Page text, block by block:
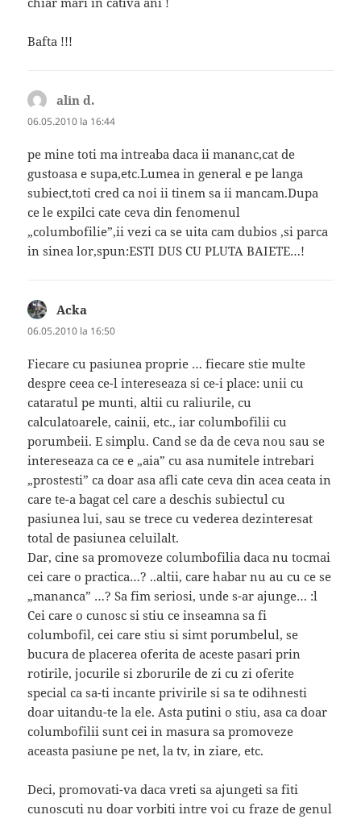
Bafta !!!
alin d.
06.05.2010 la 16:44
pe mine toti ma intreaba daca ii mananc,cat de
gustoasa e supa,etc.Lumea in general e pe langa
subiect,toti cred ca noi ii tinem sa ii mancam.Dupa
ce le expilci cate ceva din fenomenul
„columbofilie”,ii vezi ca se uita cam dubios ,si parca
in sinea lor,spun:ESTI DUS CU PLUTA BAIETE…!
Acka
06.05.2010 la 16:50
Fiecare cu pasiunea proprie … fiecare stie multe
despre ceea ce-l intereseaza si ce-i place: unii cu
cataratul pe munti, altii cu raliurile, cu
calculatoarele, cainii, etc., iar columbofilii cu
porumbeii. E simplu. Cand se da de ceva nou sau se
intereseaza ca ce e „aia” cu asa numitele intrebari
„prostesti” ca doar asa afli cate ceva din acea ceata in
care te-a bagat cel care a deschis subiectul cu
pasiunea lui, sau se trece cu vederea dezinteresat
total de pasiunea celuilalt.
Dar, cine sa promoveze columbofilia daca nu tocmai
cei care o practica…? ..altii, care habar nu au cu ce se
„mananca” …? Sa fim seriosi, unde s-ar ajunge… :l
Cei care o cunosc si stiu ce inseamna sa fi
columbofil, cei care stiu si simt porumbelul, se
bucura de placerea oferita de aceste pasari prin
rotirile, jocurile si zborurile de zi cu zi oferite
special ca sa-ti incante privirile si sa te odihnesti
doar uitandu-te la ele. Asta putini o stiu, asa ca doar
columbofilii sunt cei in masura sa promoveze
aceasta pasiune pe net, la tv, in ziare, etc.
Deci, promovati-va daca vreti sa ajungeti sa fiti
cunoscuti nu doar vorbiti intre voi cu fraze de genul